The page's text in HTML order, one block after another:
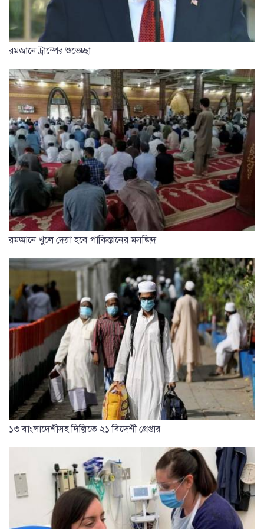
রমজানে ট্রাম্পের শুভেচ্ছা
রমজানে খুলে দেয়া হবে পাকিস্তানের মসজিদ
১৩ বাংলাদেশীসহ দিল্লিতে ২১ বিদেশী গ্রেপ্তার